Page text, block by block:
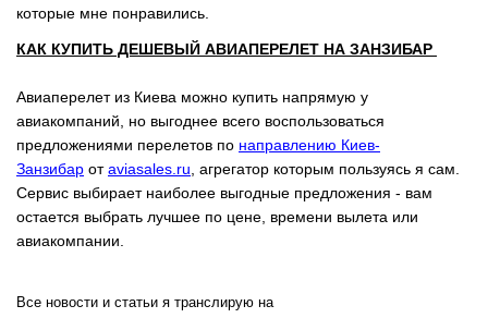
которые мне понравились.
КАК КУПИТЬ ДЕШЕВЫЙ АВИАПЕРЕЛЕТ НА ЗАНЗИБАР
Авиаперелет из Киева можно купить напрямую у
авиакомпаний, но выгоднее всего воспользоваться
предложениями перелетов по направлению Киев-
Занзибар отaviasales.ru , агрегатор которым пользуясь я сам.
Сервис выбирает наиболее выгодные предложения - вам
остается выбрать лучшее по цене, времени вылета или
авиакомпании.
Все новости и статьи я транслирую на